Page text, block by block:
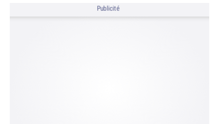
Publicité